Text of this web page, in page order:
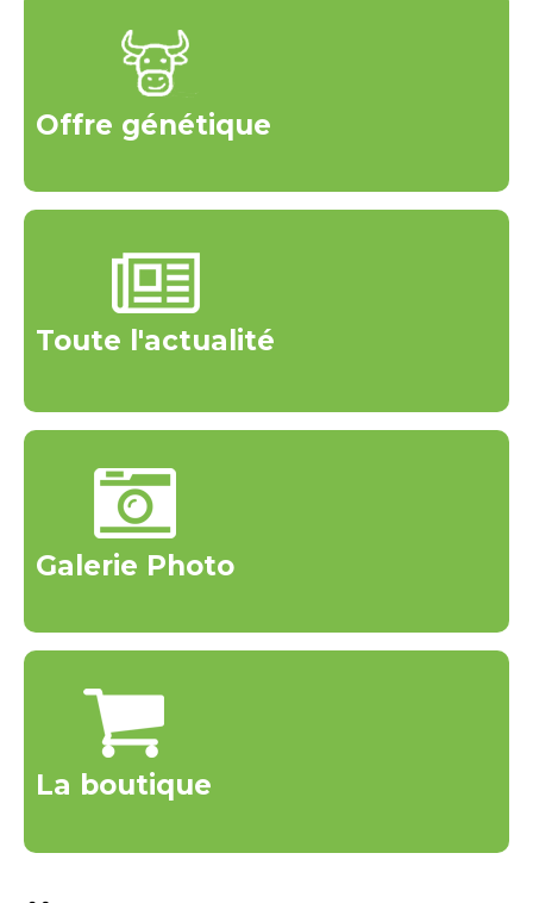
Offre génétique
Toute l'actualité
Galerie Photo
La boutique